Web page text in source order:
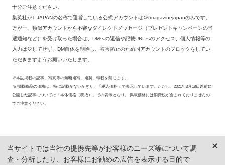
十分ご注意ください。
集英社がT JAPANの名称で運営している公式アカウントは＠tmagazinejapanのみです。
万が一、類似アカウントから不審なダイレクトメッセージ（プレゼントキャンペーンの当
選通知など）を受け取った場合は、DMへの返信や記載URLへのアクセス、個人情報等の
入力は決してせず、DM自体を削除し、被害防止のため同アカウントのブロックをしてい
ただきますようお願いいたします。
※本誌掲載の記事、写真等の無断複写、複製、転載を禁じます。
※ 掲載商品の価格は、特に記載がないかぎり、「税込価格」で表示しています。ただし、2021年3月18日以前に
公開した記事については「本体価格（税抜）」での表示となり、 掲載価格には消費税が含まれておりませんの
でご注意ください。
当サイトでは当社の提携先等がお客様のニーズ等について調
査・分析したり、お客様にお勧めの広告を表示する目的で